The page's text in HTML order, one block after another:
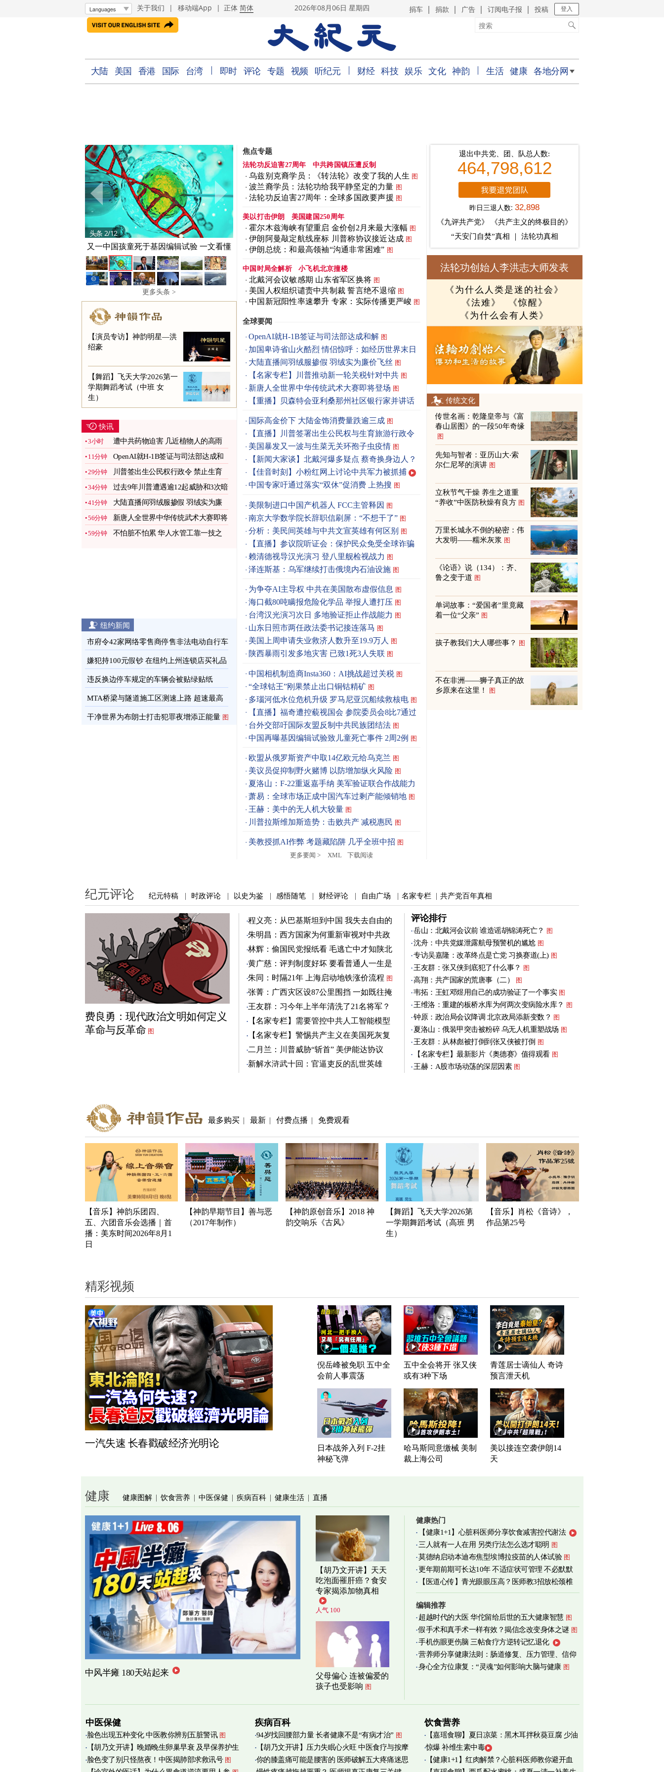
关于我们 | 移动端App | 正体 简体 2026年08月06日 星期四 捐车 捐款 广告 订阅电子报 投稿 登入
大陆 美国 香港 国际 台湾 即时 评论 专题 视频 听纪元 财经 科技 娱乐 文化 神韵 生活 健康 各地分网
头条 2/12
又一中国孩童死于基因编辑试验 一文看懂
更多头条 >
【演员专访】神韵明星—洪
绍豪
【舞蹈】飞天大学2026第一
学期舞蹈考试（中班 女
生）
快讯
3小时
遭中共药物迫害 几近植物人的高雨
民离世 图
11分钟
OpenAI就H-1B签证与司法部达成和
解 图
29分钟
川普签出生公民权行政令 禁止生育
旅游
图
34分钟
过去9年川普遭遇逾12起威胁和3次暗
杀事件 图
41分钟
大陆直播间羽绒服掺假 羽绒实为廉
价飞丝 图
56分钟
新唐人全世界中华传统武术大赛即将
登场 图
59分钟
不怕脏不怕累 华人水管工靠一技之
纽约新闻
市府令42家网络零售商停售非法电动自行车
图
嫌犯持100元假钞 在纽约上州连锁店买礼品
卡 图
违反换边停车规定的车辆会被贴绿贴纸
MTA桥梁与隧道施工区测速上路 超速最高
罚100元 图
干净世界为布朗士打击犯罪夜增添正能量 图
焦点专题
法轮功反迫害27周年 中共跨国镇压遭反制
乌兹别克裔学员：《转法轮》改变了我的人生 图
波兰裔学员：法轮功给我平静坚定的力量 图
法轮功反迫害27周年：全球多国政要声援 图
美以打击伊朗 美国建国250周年
霍尔木兹海峡有望重启 金价创2月来最大涨幅 图
伊朗阿曼敲定航线座标 川普称协议接近达成 图
伊朗总统：和最高领袖“沟通非常困难” 图
中国时局全解析 小飞机北京撞楼
北戴河会议敏感期 山东省军区换将 图
美国人权组织谴责中共制裁 誓言绝不退缩 图
中国新冠阳性率速攀升 专家：实际传播更严峻 图
全球要闻
OpenAI就H-1B签证与司法部达成和解 图
加国卑诗省山火酷烈 情侣惊呼：如经历世界末日
图
大陆直播间羽绒服掺假 羽绒实为廉价飞丝 图
【名家专栏】川普推动新一轮关税针对中共 图
新唐人全世界中华传统武术大赛即将登场 图
【重播】贝森特会亚利桑那州社区银行家并讲话
国际高金价下 大陆金饰消费量跌逾三成 图
【直播】川普签署出生公民权与生育旅游行政令
美国暴发又一波与生菜无关环孢子虫疫情 图
【新闻大家谈】北戴河爆多疑点 蔡奇换身边人？
【佳音时刻】小粉红网上讨论中共军力被抓捕
中国专家吁通过落实“双休”促消费 上热搜 图
美限制进口中国产机器人 FCC主管释因 图
南京大学数学院长辞职信刷屏：“不想干了” 图
分析：美民间英雄与中共文宣英雄有何区别 图
【直播】参议院听证会：保护民众免受全球诈骗
赖清德视导汉光演习 登八里舰检视战力 图
泽连斯基：乌军继续打击俄境内石油设施 图
为争夺AI主导权 中共在美国散布虚假信息 图
海口截80吨瞒报危险化学品 举报人遭打压 图
台湾汉光演习次日 多地验证拒止作战能力 图
山东日照市两任政法委书记接连落马 图
美国上周申请失业救济人数升至19.9万人 图
陕西暴雨引发多地灾害 已致1死3人失联 图
中国相机制造商Insta360：AI挑战超过关税 图
“全球钴王”刚果禁止出口铜钴精矿 图
多瑙河低水位危机升级 罗马尼亚沉船续救核电 图
【直播】福奇遭控藐视国会 参院委员会8比7通过
台外交部吁国际友盟反制中共民族团结法 图
中国再曝基因编辑试验致儿童死亡事件 2周2例 图
欧盟从俄罗斯资产中取14亿欧元给乌克兰 图
美议员促抑制野火赌博 以防增加纵火风险 图
夏洛山：F-22重返嘉手纳 美军验证联合作战能力
图
萧易：全球市场正成中国汽车过剩产能倾销地 图
王赫：美中的无人机大较量 图
川普拉斯维加斯造势：击败共产 减税惠民 图
美教授抓AI作弊 考题藏陷阱 几乎全班中招 图
更多要闻 >
XML 下载阅读
退出中共党、团、队总人数:
464,798,612
昨日三退人数:32,898
《九评共产党》
《共产主义的终极目的》
“天安门自焚”真相
法轮功真相
法轮功创始人李洪志大师发表
《为什么人类是迷的社会》
《法难》
《惊醒》
《为什么会有人类》
传统文化
传世名画：乾隆皇帝与《富
春山居图》的一段50年奇缘
图
先知与智者：亚历山大‧索
尔仁尼琴的演讲 图
立秋节气干燥 养生之道重
“养收”中医防秋燥有良方 图
万里长城永不倒的秘密：伟
大发明——糯米灰浆 图
《论语》说（134）：齐、
鲁之变于道 图
单词故事：“爱国者”里竟藏
着一位“父亲” 图
孩子教我们大人哪些事？ 图
不在非洲——狮子真正的故
乡原来在这里！
图
纪元评论 纪元特稿 | 时政评论 | 以史为鉴 | 感悟随笔 | 财经评论 | 自由广场 | 名家专栏 | 共产党百年真相
费良勇：现代政治文明如何定义
革命与反革命 图
程义亮：从巴基斯坦到中国 我失去自由的
两年
朱明昌：西方国家为何重新审视对中共政
策？
图
林辉：偷国民党报纸看 毛逃亡中才知陕北
有刘志丹
图
黄广慈：评判制度好坏 要看普通人一生是
否安稳
图
朱同：时隔21年 上海启动地铁涨价流程 图
张菁：广西灾区设87公里围挡 一如既往掩
盖真相 图
王友群：习今年上半年清洗了21名将军？
图
【名家专栏】需要管控中共人工智能模型
图
【名家专栏】警惕共产主义在美国死灰复
燃 图
二月兰：川普威胁“斩首” 美伊能达协议
吗？ 图
新解水浒武十回：官逼吏反的乱世英雄
评论排行
岳山：北戴河会议前 谁造谣胡锦涛死亡？ 图
沈舟：中共党媒泄露航母预警机的尴尬 图
专访吴嘉隆：改革终点是亡党 习换赛道(上) 图
王友群：张又侠到底犯了什么事？ 图
高翔：共产国家的荒唐事（二） 图
韦拓：王虹邓煜用自己的成功验证了一个事实 图
王维洛：重建的板桥水库为何两次变病险水库？ 图
钟原：政治局会议降调 北京政局添新变数？ 图
夏洛山：俄装甲突击被粉碎 乌无人机重塑战场 图
王友群：从林彪被打倒到张又侠被打倒 图
【名家专栏】最新影片《奥德赛》值得观看 图
王赫：A股市场动荡的深层因素 图
最多购买 | 最新 | 付费点播 | 免费观看
【音乐】神韵乐团四、
五、六团音乐会选播｜首
播：美东时间2026年8月1
日
【神韵早期节目】善与恶
（2017年制作）
【神韵原创音乐】2018 神
韵交响乐《古风》
【舞蹈】飞天大学2026第
一学期舞蹈考试（高班 男
生）
【音乐】肖松《音诗》，
作品第25号
精彩视频
一汽失速 长春戳破经济光明论
倪岳峰被免职 五中全
会前人事震荡
五中全会将开 张又侠
或有3种下场
青莲居士谪仙人 奇诗
预言泄天机
日本战斧入列 F-2挂
神秘飞弹
哈马斯同意缴械 美制
裁上海公司
美以接连空袭伊朗14
天
健康 健康图解 | 饮食营养 | 中医保健 | 疾病百科 | 健康生活 | 直播
中风半瘫 180天站起来
【胡乃文开讲】天天
吃泡面罹肝癌？食安
专家揭添加物真相
人气 100
父母偏心 连被偏爱的
孩子也受影响 图
健康热门
【健康1+1】心脏科医师分享饮食减害控代谢法
三人就有一人在用 另类疗法怎么选才聪明 图
莫德纳启动本迪布焦型埃博拉疫苗的人体试验 图
更年期前期可长达10年 不适症状可管理 不必默默
忍受 图
【医道心传】青光眼眼压高？医师教3招放松颈椎
图
编辑推荐
超越时代的大医 华佗留给后世的五大健康智慧 图
假手术和真手术一样有效？揭信念改变身体之谜 图
手机伤眼更伤脑 三帖食疗方逆转记忆退化
营养师分享健康法则：肠道修复、压力管理、信仰
实践 图
身心全方位康复：“灵魂”如何影响大脑与健康 图
中医保健
脸色出现五种变化 中医教你辨别五脏警讯 图
【胡乃文开讲】晚婚晚生卵巢早衰 及早保养护生
育
脸色变了别只怪熬夜！中医揭肺部求救讯号 图
疾病百科
94岁找回腰部力量 长者健康不是“有病才治” 图
【胡乃文开讲】压力失眠心火旺 中医食疗与按摩
自救
你的膝盖痛可能是腰害的 医师破解五大疼痛迷思
饮食营养
【嘉瑶食聊】夏日凉菜：黑木耳拌秋葵豆腐 少油
烟清爽养心 图
惊爆 补维生素中毒
【健康1+1】红肉解禁？心脏科医师教你避开血